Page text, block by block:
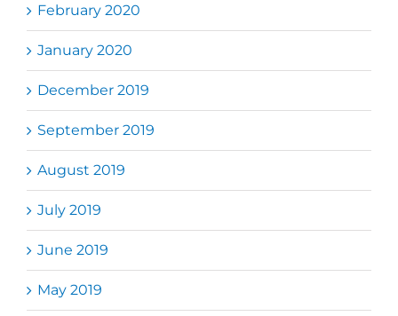
February 2020
January 2020
December 2019
September 2019
August 2019
July 2019
June 2019
May 2019